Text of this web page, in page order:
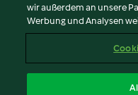
Disclaimer
Impressum
Inhalt melden
wir außerdem an unsere
Werbung und Analysen